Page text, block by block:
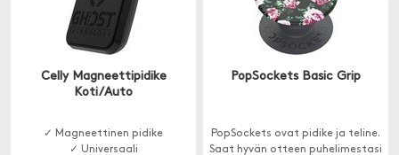
Celly Magneettipidike
Koti/Auto
✓ Magneettinen pidike
✓ Universaali
PopSockets Basic Grip
PopSockets ovat pidike ja teline.
Saat hyvän otteen puhelimestasi